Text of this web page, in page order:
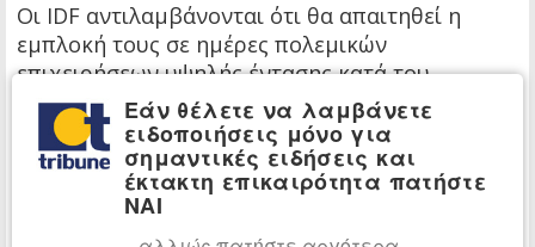
Οι IDF αντιλαμβάνονται ότι θα απαιτηθεί η
εμπλοκή τους σε ημέρες πολεμικών
επιχειρήσεων υψηλής έντασης κατά του
Λιβάνου.
Στρατιωτικές πηγές αναφέρουν ότι το «
πλήγμα» που σχεδιάζεται κατά της Χεζμπολάχ
θα είναι τέτοιο, ώστε να διασφαλιστεί ότι η
Εάν θέλετε να λαμβάνετε
ειδοποιήσεις μόνο για
σημαντικές ειδήσεις και
έκτακτη επικαιρότητα πατήστε
ΝΑΙ